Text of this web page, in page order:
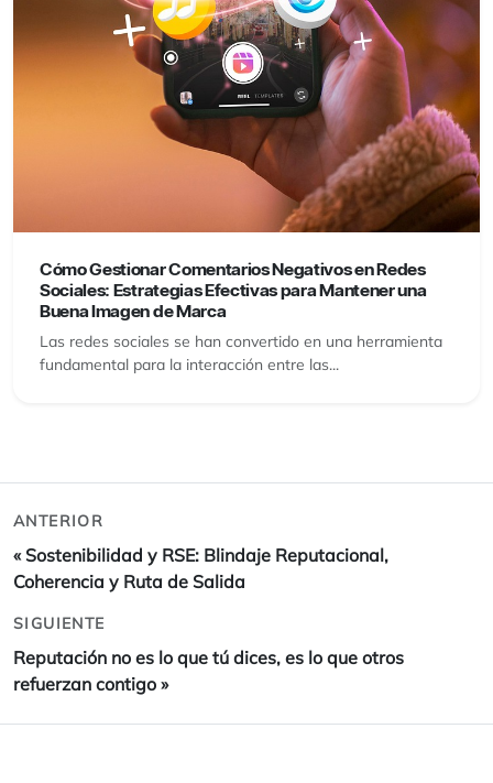
Cómo Gestionar Comentarios Negativos en Redes
Sociales: Estrategias Efectivas para Mantener una
Buena Imagen de Marca
Las redes sociales se han convertido en una herramienta
fundamental para la interacción entre las...
ANTERIOR
«Sostenibilidad y RSE: Blindaje Reputacional,
Coherencia y Ruta de Salida
SIGUIENTE
Reputación no es lo que tú dices, es lo que otros
refuerzan contigo »